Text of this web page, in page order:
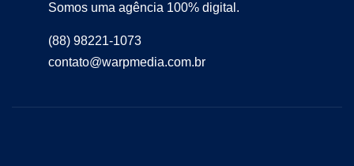
Somos uma agência 100% digital.
(88) 98221-1073
contato@warpmedia.com.br